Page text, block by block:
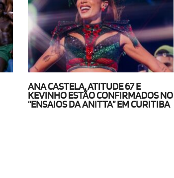
ANA CASTELA, ATITUDE 67 E
KEVINHO ESTÃO CONFIRMADOS NO
“ENSAIOS DA ANITTA” EM CURITIBA